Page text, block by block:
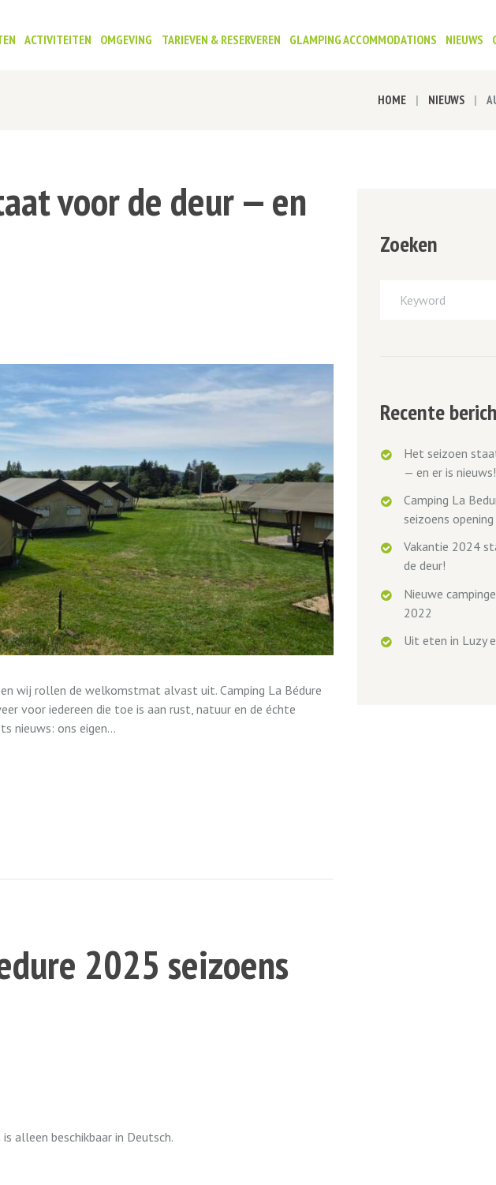
ACTIVITEITEN OMGEVING TARIEVEN & RESERVEREN GLAMPING ACCOMMODATIONS NIEUWS
HOME NIEUWS
voor de deur — en
wij rollen de welkomstmat alvast uit. Camping La Bédure
voor iedereen die toe is aan rust, natuur en de échte
nieuws: ons eigen...
2025 seizoens
alleen beschikbaar in Deutsch.
Zoeken
Recente
Het seizoen
— en er is nieuws!
Camping La
seizoens opening
Vakantie 2024
de deur!
Nieuwe
2022
Uit eten in Luzy